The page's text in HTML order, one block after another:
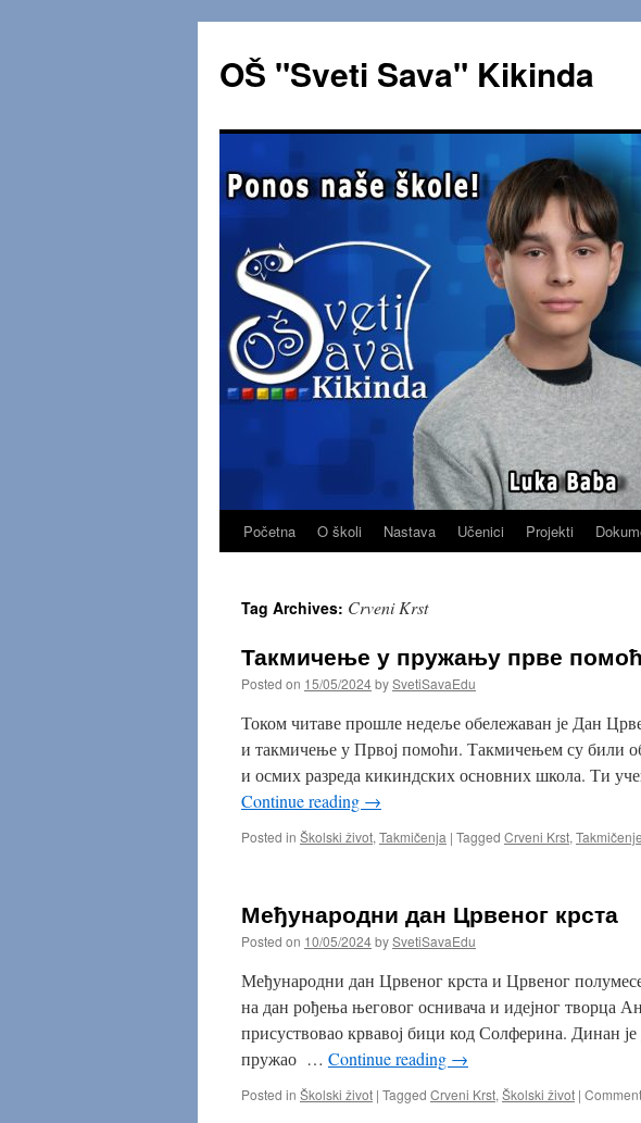
OŠ "Sveti Sava" Kikinda
Skip
content
Početna O školi Nastava Učenici Projekti
Tag Archives: Crveni Krst
Такмичење у пружању прве
Posted on 15/05/2024bySvetiSavaEdu
Током читаве прошле недеље обележаван је Дан
и такмичење у Првој помоћи. Такмичењем су били
и осмих разреда кикиндских основних школа. Ти
Continue reading →
Posted in Školski život, Takmičenja | Tagged Crveni Krst, Takmičenje
Међународни дан Црвеног крста
Posted on 10/05/2024bySvetiSavaEdu
Међународни дан Црвеног крста и Црвеног
на дан рођења његовог оснивача и идејног творца
присуствовао крвавој бици код Солферина. Динан
пружао … Continue reading →
Posted in Školski život | Tagged Crveni Krst, Školski život |